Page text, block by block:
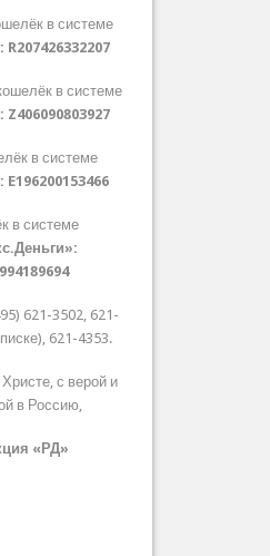
в системе
R207426332207
в системе
Z406090803927
в системе
E196200153466
в системе
621-3502, 621-
621-4353.
с верой и
в Россию,
«РД»